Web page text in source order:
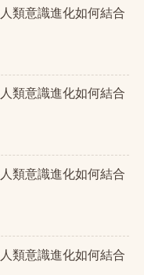
類意識進化如何結合
類意識進化如何結合
類意識進化如何結合
類意識進化如何結合